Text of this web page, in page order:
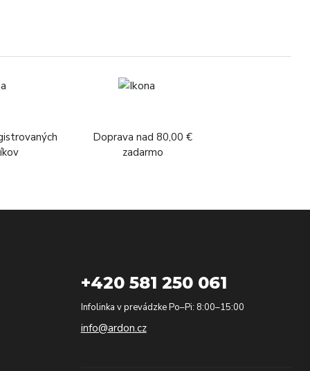
Doprava nad 80,00 €
zadarmo
+420 581 250 061
Infolinka v prevádzke Po–Pi: 8:00–15:00
info@ardon.cz